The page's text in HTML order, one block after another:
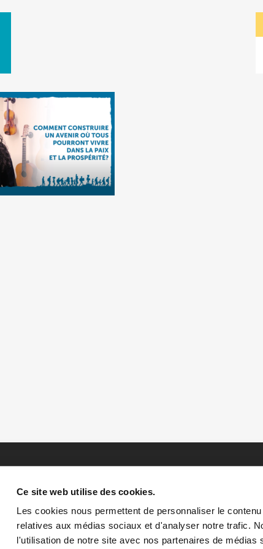
Ce site web utilise des cookies.
Les cookies nous permettent de personnaliser le
relatives aux médias sociaux et d'analyser notre trafic.
l'utilisation de notre site avec nos partenaires de
HOME